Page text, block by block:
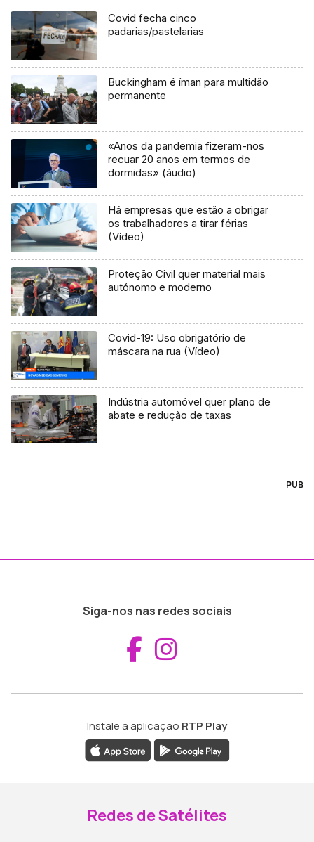
Covid fecha cinco
padarias/pastelarias
Buckingham é íman para multidão
permanente
«Anos da pandemia fizeram-nos
recuar 20 anos em termos de
dormidas» (áudio)
Há empresas que estão a obrigar
os trabalhadores a tirar férias
(Vídeo)
Proteção Civil quer material mais
autónomo e moderno
Covid-19: Uso obrigatório de
máscara na rua (Vídeo)
Indústria automóvel quer plano de
abate e redução de taxas
PUB
Siga-nos nas redes sociais
Aceder ao
Instale a aplicação RTP Play
Redes de Satélites